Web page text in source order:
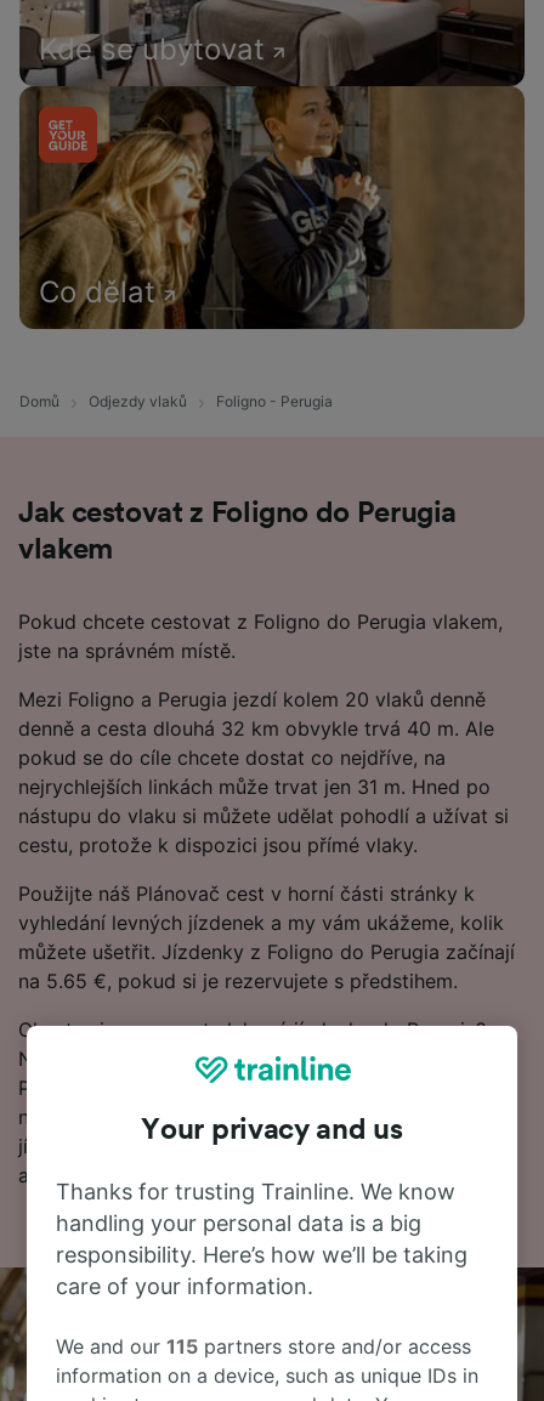
Kde se ubytovat
Co dělat
Domů Odjezdy vlaků Foligno - Perugia
Jak cestovat z Foligno do Perugia
vlakem
Pokud chcete cestovat z Foligno do Perugia vlakem,
jste na správném místě.
Mezi Foligno a Perugia jezdí kolem 20 vlaků denně
denně a cesta dlouhá 32 km obvykle trvá 40 m. Ale
pokud se do cíle chcete dostat co nejdříve, na
nejrychlejších linkách může trvat jen 31 m. Hned po
nástupu do vlaku si můžete udělat pohodlí a užívat si
cestu, protože k dispozici jsou přímé vlaky.
Použijte náš Plánovač cest v horní části stránky k
vyhledání levných jízdenek a my vám ukážeme, kolik
můžete ušetřit. Jízdenky z Foligno do Perugia začínají
na 5.65 €, pokud si je rezervujete s předstihem.
Chcete si rezervovat vlakové jízdenky do Perugia?
Není třeba čekat, začněte hledat u nás ještě dnes.
Pokud se nejprve chcete dozvědět víc o cestě, níže
najdete naše jízdní řády, tipy na rezervaci levných
jízdenek a naše často kladené otázky, včetně prvních
a posledních odjezdů vlaků.
Your privacy and us
Thanks for trusting Trainline. We know
handling your personal data is a big
responsibility. Here’s how we’ll be taking
care of your information.
We and our115 partners store and/or access
information on a device, such as unique IDs in